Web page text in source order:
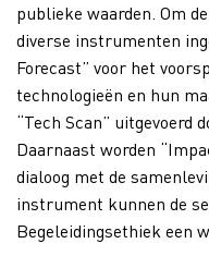
publieke waarden. Om
diverse instrumenten
Forecast” voor het
technologieën en hun
“Tech Scan” uitgevoerd
Daarnaast worden
dialoog met de
instrument kunnen de
Begeleidingsethiek een